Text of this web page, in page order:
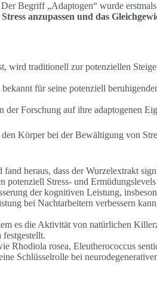
Begriff „Adaptogen“ wurde
anzupassen und das
wird traditionell zur potenziellen
für seine potenziell
Forschung auf ihre adaptogenen
Körper bei der Bewältigung von
heraus, dass der Wurzelextrakt
potenziell Stress- und
der kognitiven Leistung,
bei Nachtarbeitern verbessern
es die Aktivität von natürlichen
Rhodiola rosea, Eleutherococcus
Schlüsselrolle bei